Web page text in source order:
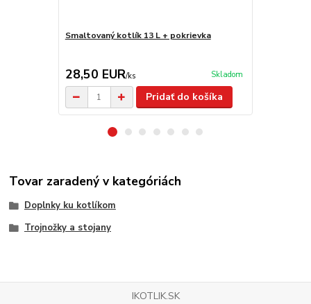
Smaltovaný kotlík 13 L + pokrievka
28,50 EUR/ks Skladom
Pridať do košíka
Tovar zaradený v kategóriách
Doplnky ku kotlíkom
Trojnožky a stojany
IKOTLIK.SK